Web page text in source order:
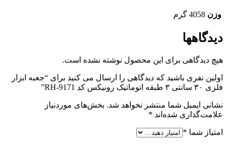
وزن 4058 گرم
دیدگاهها
هیچ دیدگاهی برای این محصول نوشته نشده است.
اولین نفری باشید که دیدگاهی را ارسال می کنید برای “جعبه ابزار
فلزی ۳۰ سانتی ۳ طبقه اتوماتیک رونیکس کد RH-9171”
نشانی ایمیل شما منتشر نخواهد شد. بخش‌های موردنیاز
علامت‌گذاری شده‌اند *
امتیاز شما *